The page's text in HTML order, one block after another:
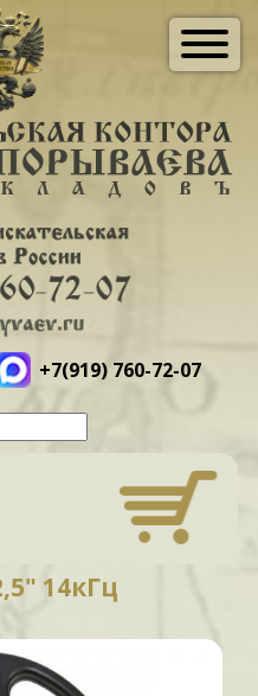
+7(919) 760-72-07
14кГц